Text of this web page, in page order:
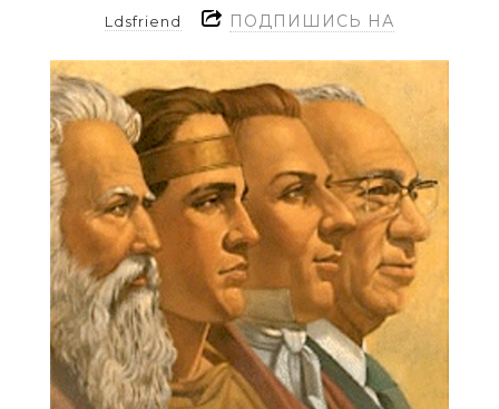
Ldsfriend ПОДПИШИСЬ НА